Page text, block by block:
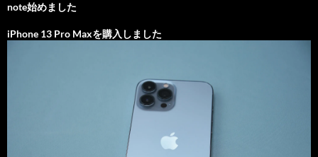
note始めました
iPhone 13 Pro Maxを購入しました